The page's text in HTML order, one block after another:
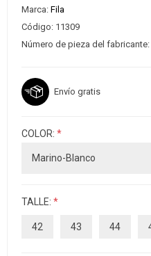
Marca: Fila
Código: 11309
Número de pieza del fabricante:
Envío gratis
COLOR: *
TALLE: *
42 43 44